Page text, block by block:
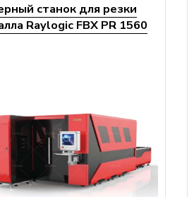
станок для резки
Raylogic FBX PR 1560